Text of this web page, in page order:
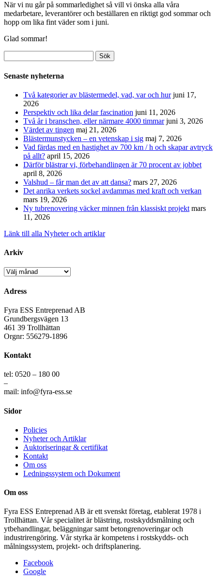
När vi nu går på sommarledighet så vill vi önska alla våra
medarbetare, leverantörer och beställaren en riktigt god sommar och
hopp om lika fint väder som i juni.
Glad sommar!
efter:
Senaste nyheterna
Två kategorier av blästermedel, vad, var och hur juni 17,
2026
Perspektiv och lika delar fascination juni 11, 2026
Två år i branschen, eller närmare 4000 timmar juni 3, 2026
Värdet av tingen maj 21, 2026
Blästermunstycken – en vetenskap i sig maj 7, 2026
Vad färdas med en hastighet av 700 km / h och skapar avtryck
på allt? april 15, 2026
Därför blästrar vi, förbehandlingen är 70 procent av jobbet
april 8, 2026
Valshud – får man det av att dansa? mars 27, 2026
Det anrika verkets sockel avdammas med kraft och verkan
mars 19, 2026
Ny tubrenovering väcker minnen från klassiskt projekt mars
11, 2026
Länk till alla Nyheter och artiklar
Arkiv
Arkiv
Adress
Fyra ESS Entreprenad AB
Grundbergsvägen 13
461 39 Trollhättan
Orgnr: 556279-1896
Kontakt
tel: 0520 – 180 00
–
mail: info@fyra-ess.se
Sidor
Policies
Nyheter och Artiklar
Auktoriseringar & certifikat
Kontakt
Om oss
Ledningssystem och Dokument
Om oss
Fyra ESS Entreprenad AB är ett svenskt företag, etablerat 1978 i
Trollhättan. Vår specialitet är blästring, rostskyddsmålning och
ytbehandlingar, beläggningar samt betongrenoveringar och
industrirengöring. Vår styrka är kompetens i rostskydds- och
målningssystem, projekt- och driftsplanering.
Facebook
Google